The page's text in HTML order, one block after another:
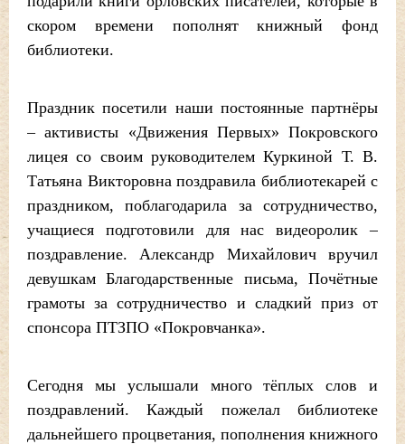
скором времени пополнят книжный фонд
библиотеки.
Праздник посетили наши постоянные партнёры
– активисты «Движения Первых» Покровского
лицея со своим руководителем Куркиной Т. В.
Татьяна Викторовна поздравила библиотекарей с
праздником, поблагодарила за сотрудничество,
учащиеся подготовили для нас видеоролик –
поздравление. Александр Михайлович вручил
девушкам Благодарственные письма, Почётные
грамоты за сотрудничество и сладкий приз от
спонсора ПТЗПО «Покровчанка».
Сегодня мы услышали много тёплых слов и
поздравлений. Каждый пожелал библиотеке
дальнейшего процветания, пополнения книжного